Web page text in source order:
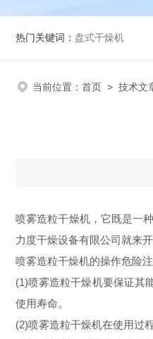
热门关键词： 盘式干燥机
当前位置： 首页 > 技术文
喷雾造粒干燥机，它既是一
力度干燥设备有限公司就来
喷雾造粒干燥机的操作危
(1)喷雾造粒干燥机要保证其
使用寿命。
(2)喷雾造粒干燥机在使用过